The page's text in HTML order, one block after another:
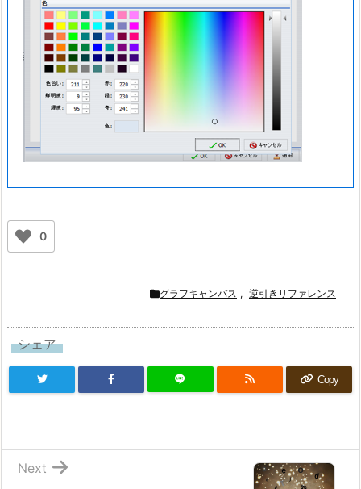
0
グラフキャンバス , 逆引きリファレンス
シェア
Copy
Next